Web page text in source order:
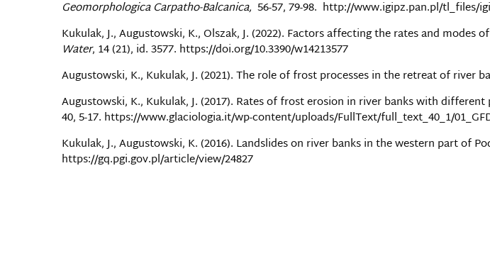
Geomorphologica Carpatho-Balcanica, 56-57, 79-98. http://www.igipz.pan.pl/tl_files/
Kukulak, J., Augustowski, K., Olszak, J. (2022). Factors affecting the rates and
Water, 14 (21), id. 3577. https://doi.org/10.3390/w14213577
Augustowski, K., Kukulak, J. (2021). The role of frost processes in the retreat of river
Augustowski, K., Kukulak, J. (2017). Rates of frost erosion in river banks with
40, 5-17. https://www.glaciologia.it/wp-content/uploads/FullText/full_text_40_1/
Kukulak, J., Augustowski, K. (2016). Landslides on river banks in the western part of
https://gq.pgi.gov.pl/article/view/24827